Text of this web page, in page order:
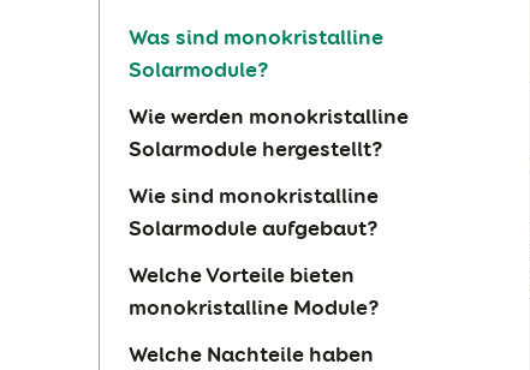
Was sind monokristalline
Solarmodule?
Wie werden monokristalline
Solarmodule hergestellt?
Wie sind monokristalline
Solarmodule aufgebaut?
Welche Vorteile bieten
monokristalline Module?
Welche Nachteile haben